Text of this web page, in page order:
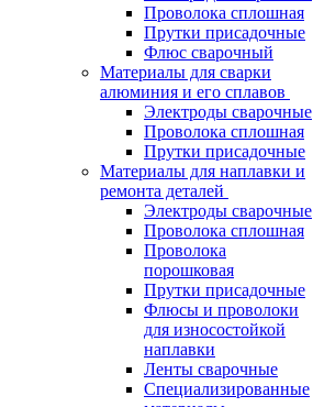
Проволока сплошная
Прутки присадочные
Флюс сварочный
Материалы для сварки
алюминия и его сплавов
Электроды сварочные
Проволока сплошная
Прутки присадочные
Материалы для наплавки и
ремонта деталей
Электроды сварочные
Проволока сплошная
Проволока
порошковая
Прутки присадочные
Флюсы и проволоки
для износостойкой
наплавки
Ленты сварочные
Специализированные